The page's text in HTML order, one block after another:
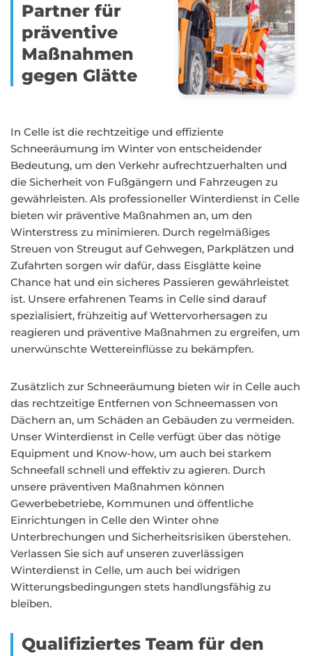
Partner für
präventive
Maßnahmen
gegen Glätte
In Celle ist die rechtzeitige und effiziente
Schneeräumung im Winter von entscheidender
Bedeutung, um den Verkehr aufrechtzuerhalten und
die Sicherheit von Fußgängern und Fahrzeugen zu
gewährleisten. Als professioneller Winterdienst in Celle
bieten wir präventive Maßnahmen an, um den
Winterstress zu minimieren. Durch regelmäßiges
Streuen von Streugut auf Gehwegen, Parkplätzen und
Zufahrten sorgen wir dafür, dass Eisglätte keine
Chance hat und ein sicheres Passieren gewährleistet
ist. Unsere erfahrenen Teams in Celle sind darauf
spezialisiert, frühzeitig auf Wettervorhersagen zu
reagieren und präventive Maßnahmen zu ergreifen, um
unerwünschte Wettereinflüsse zu bekämpfen.
Zusätzlich zur Schneeräumung bieten wir in Celle auch
das rechtzeitige Entfernen von Schneemassen von
Dächern an, um Schäden an Gebäuden zu vermeiden.
Unser Winterdienst in Celle verfügt über das nötige
Equipment und Know-how, um auch bei starkem
Schneefall schnell und effektiv zu agieren. Durch
unsere präventiven Maßnahmen können
Gewerbebetriebe, Kommunen und öffentliche
Einrichtungen in Celle den Winter ohne
Unterbrechungen und Sicherheitsrisiken überstehen.
Verlassen Sie sich auf unseren zuverlässigen
Winterdienst in Celle, um auch bei widrigen
Witterungsbedingungen stets handlungsfähig zu
bleiben.
Qualifiziertes Team für den